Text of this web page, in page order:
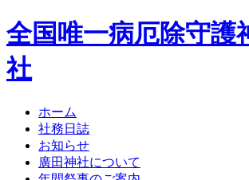
全国唯一病厄除守護
社
ホーム
社務日誌
お知らせ
廣田神社について